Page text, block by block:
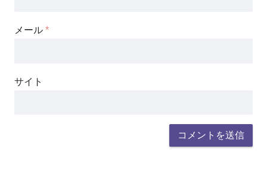
メール *
サイト